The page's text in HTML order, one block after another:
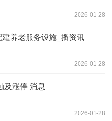
2026-01-28
养老服务设施_播资讯
2026-01-28
及涨停 消息
2026-01-28